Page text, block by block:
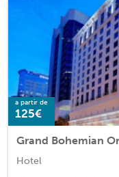
a partir de
125€
Grand Bohemian
Hotel